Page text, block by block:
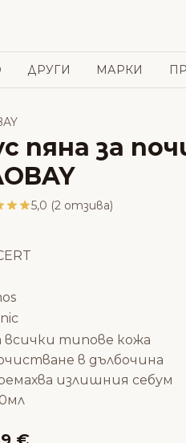
ДРУГИ МАРКИ
пяна за
5,0 (2 отзива)
всички типове кожа
в дълбочина
излишния себум